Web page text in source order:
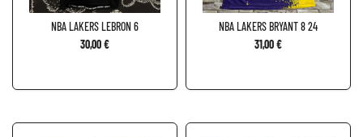
NBA LAKERS LEBRON 6
30,00 €
NBA LAKERS BRYANT 8 24
31,00 €